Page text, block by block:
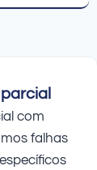
com
falhas